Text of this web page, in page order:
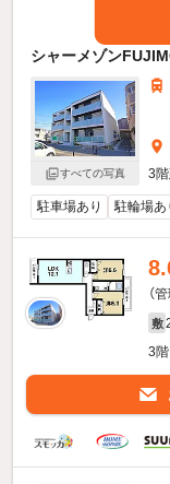
シャーメゾン
すべての写真
3
駐車場あり 駐輪場あ
（
敷
3